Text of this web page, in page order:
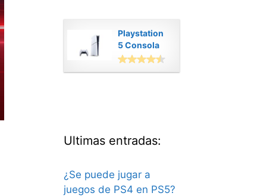
Playstation
5 Consola
Digital
Ultimas entradas:
¿Se puede jugar a
juegos de PS4 en PS5?